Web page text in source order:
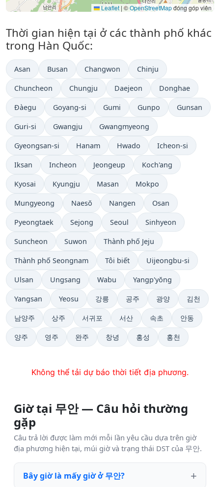
Leaflet | ©OpenStreetMapđóng góp viên
Thời gian hiện tại ở các thành phố khác
trong Hàn Quốc:
Asan Busan Changwon Chinju
Chuncheon Chungju Daejeon Donghae
Đàegu Goyang-si Gumi Gunpo Gunsan
Guri-si Gwangju Gwangmyeong
Gyeongsan-si Hanam Hwado Icheon-si
Iksan Incheon Jeongeup Koch'ang
Kyosai Kyungju Masan Mokpo
Mungyeong Naesŏ Nangen Osan
Pyeongtaek Sejong Seoul Sinhyeon
Suncheon Suwon Thành phố Jeju
Thành phố Seongnam Tôi biết Uijeongbu-si
Ulsan Ungsang Wabu Yangp'yŏng
Yangsan Yeosu 강릉 공주 광양 김천
남양주 상주 서귀포 서산 속초 안동
양주 영주 완주 창녕 홍성 홍천
Không thể tải dự báo thời tiết địa phương.
Giờ tại 무안 — Câu hỏi thường
gặp
Câu trả lời được làm mới mỗi lần yêu cầu dựa trên giờ
địa phương hiện tại, múi giờ và trạng thái DST của 무안.
Bây giờ là mấy giờ ở 무안?